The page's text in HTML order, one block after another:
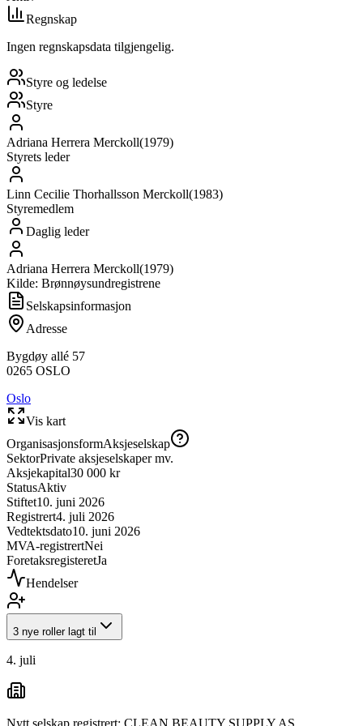
Regnskap
Ingen regnskapsdata tilgjengelig.
Styre og ledelse
Styre
Adriana Herrera Merckoll(1979)
Styrets leder
Linn Cecilie Thorhallsson Merckoll(1983)
Styremedlem
Daglig leder
Adriana Herrera Merckoll(1979)
Kilde: Brønnøysundregistrene
Selskapsinformasjon
Adresse
Bygdøy allé 57
0265 OSLO
Oslo
Vis kart
OrganisasjonsformAksjeselskap
SektorPrivate aksjeselskaper mv.
Aksjekapital30 000 kr
StatusAktiv
Stiftet10. juni 2026
Registrert4. juli 2026
Vedtektsdato10. juni 2026
MVA-registrertNei
ForetaksregisteretJa
Hendelser
3 nye roller lagt til
4. juli
Nytt selskap registrert: CLEAN BEAUTY SUPPLY AS